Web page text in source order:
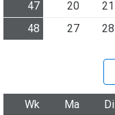
47
20 21
48
27 28
Wk Ma Di